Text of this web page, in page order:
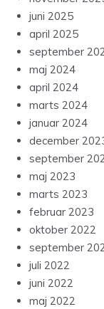
juni 2025
april 2025
september
maj 2024
april 2024
marts 2024
januar 2024
december
september
maj 2023
marts 2023
februar 2023
oktober 2022
september
juli 2022
juni 2022
maj 2022